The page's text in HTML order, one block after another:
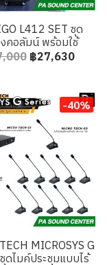
L412 SET ชุด
คอลัมน์ พร้อมใช้
฿27,630
-40%
MICROSYS G
ดไมค์ประชุมแบบไร้